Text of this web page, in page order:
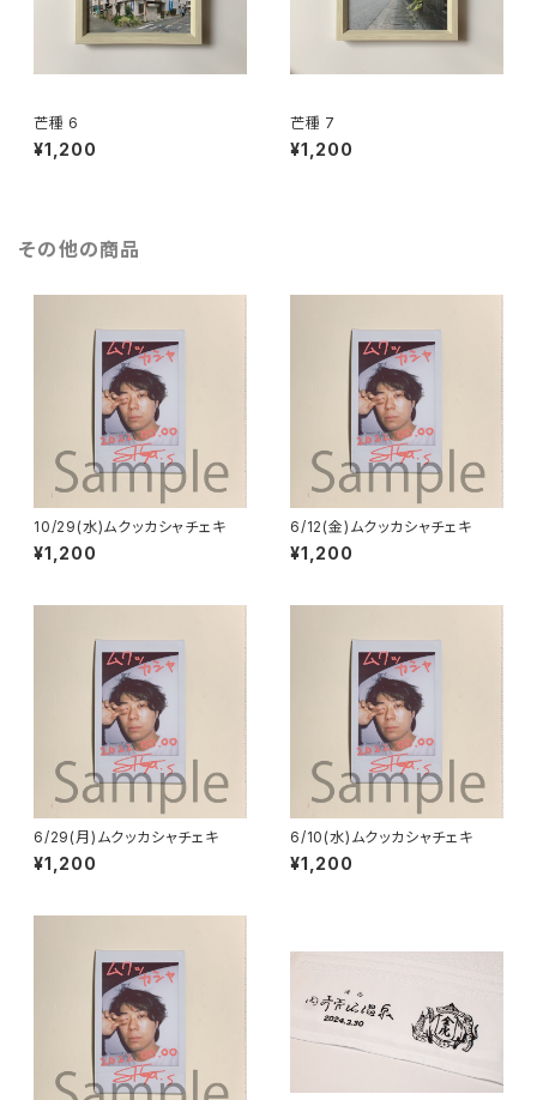
芒種 6
¥1,200
芒種 7
¥1,200
その他の商品
10/29(水)ムクッカシャチェキ
¥1,200
6/12(金)ムクッカシャチェキ
¥1,200
6/29(月)ムクッカシャチェキ
¥1,200
6/10(水)ムクッカシャチェキ
¥1,200